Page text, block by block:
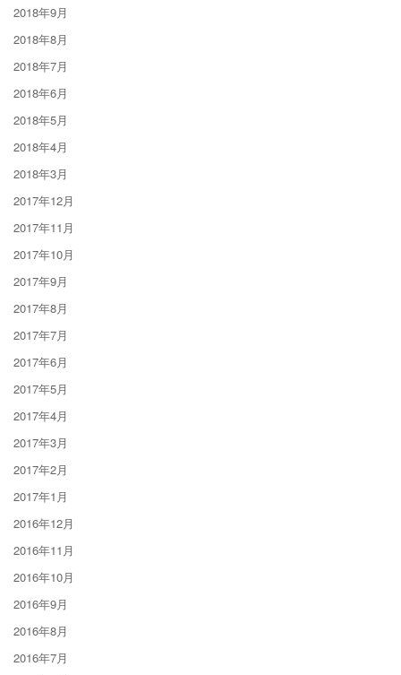
2018年9月
2018年8月
2018年7月
2018年6月
2018年5月
2018年4月
2018年3月
2017年12月
2017年11月
2017年10月
2017年9月
2017年8月
2017年7月
2017年6月
2017年5月
2017年4月
2017年3月
2017年2月
2017年1月
2016年12月
2016年11月
2016年10月
2016年9月
2016年8月
2016年7月